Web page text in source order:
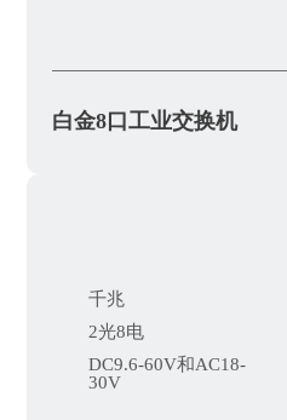
白金8口工业交换机
千兆
2光8电
DC9.6-60V和AC18-
30V